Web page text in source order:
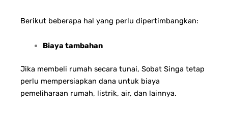
Berikut beberapa hal yang perlu dipertimbangkan:
Biaya tambahan
Jika membeli rumah secara tunai, Sobat Singa tetap
perlu mempersiapkan dana untuk biaya
pemeliharaan rumah, listrik, air, dan lainnya.